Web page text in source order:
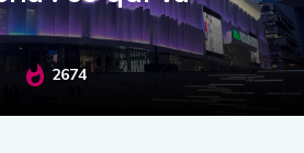
: ce qui va